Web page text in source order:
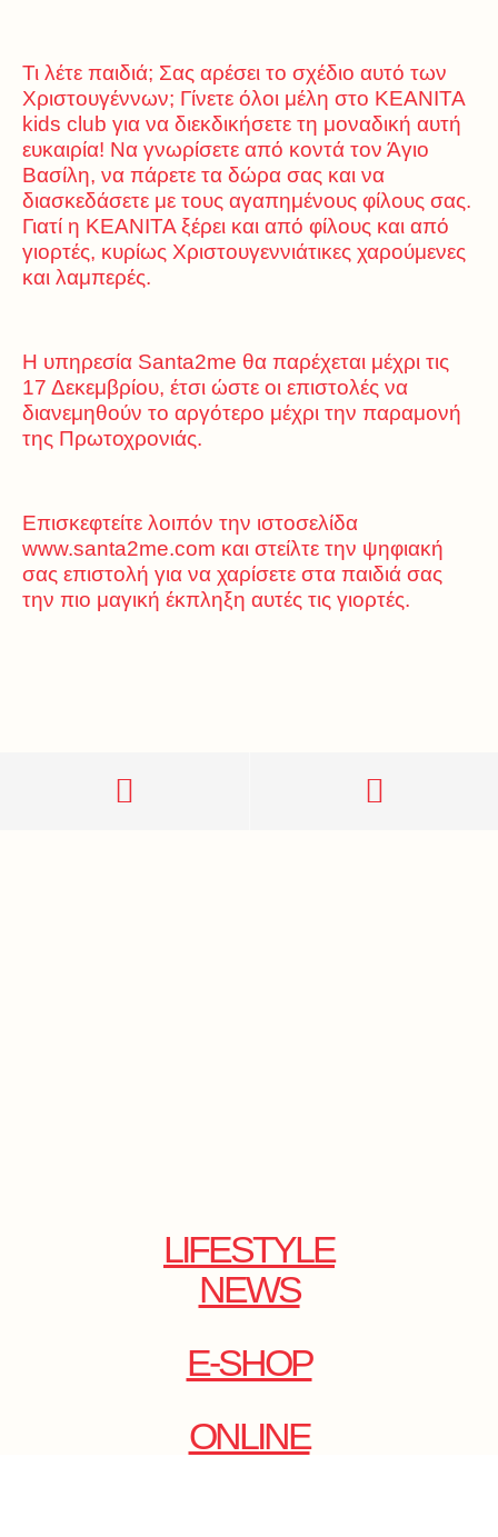
Τι λέτε παιδιά; Σας αρέσει το σχέδιο αυτό των
Χριστουγέννων; Γίνετε όλοι μέλη στο KEANITA
kids club για να διεκδικήσετε τη μοναδική αυτή
ευκαιρία! Να γνωρίσετε από κοντά τον Άγιο
Βασίλη, να πάρετε τα δώρα σας και να
διασκεδάσετε με τους αγαπημένους φίλους σας.
Γιατί η ΚΕΑΝΙΤΑ ξέρει και από φίλους και από
γιορτές, κυρίως Χριστουγεννιάτικες χαρούμενες
και λαμπερές.
Η υπηρεσία Santa2me θα παρέχεται μέχρι τις
17 Δεκεμβρίου, έτσι ώστε οι επιστολές να
διανεμηθούν το αργότερο μέχρι την παραμονή
της Πρωτοχρονιάς.
Επισκεφτείτε λοιπόν την ιστοσελίδα
www.santa2me.com και στείλτε την ψηφιακή
σας επιστολή για να χαρίσετε στα παιδιά σας
την πιο μαγική έκπληξη αυτές τις γιορτές.
LIFESTYLE
NEWS
E-SHOP
ONLINE